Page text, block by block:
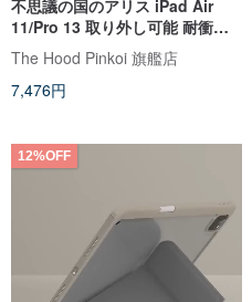
不思議の国のアリス iPad Air
11/Pro 13 取り外し可能 耐衝撃
透明ペンホルダー付きフォリオ
ケース
The Hood Pinkoi 旗艦店
7,476円
12%OFF